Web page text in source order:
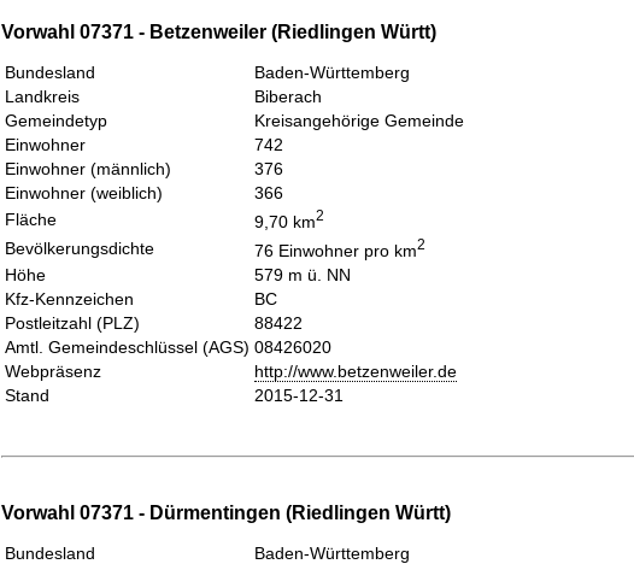
Vorwahl 07371 - Betzenweiler (Riedlingen Württ)
Bundesland
Baden-Württemberg
Landkreis
Biberach
Gemeindetyp
Kreisangehörige Gemeinde
Einwohner
742
Einwohner (männlich)
376
Einwohner (weiblich)
366
Fläche
9,70 km2
Bevölkerungsdichte 76 Einwohner pro km2
Höhe
579 m ü. NN
Kfz-Kennzeichen
BC
Postleitzahl (PLZ)
88422
Amtl. Gemeindeschlüssel (AGS) 08426020
Webpräsenz
http://www.betzenweiler.de
Stand
2015-12-31
Vorwahl 07371 - Dürmentingen (Riedlingen Württ)
Bundesland
Baden-Württemberg